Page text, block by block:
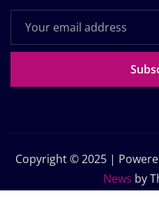
Copyright © 2025 |
News by